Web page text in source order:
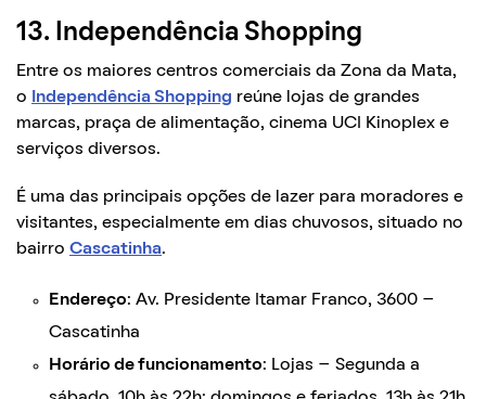
13. Independência Shopping
Entre os maiores centros comerciais da Zona da Mata,
o
Independência Shopping reúne lojas de grandes
marcas, praça de alimentação, cinema UCI Kinoplex e
serviços diversos.
É uma das principais opções de lazer para moradores e
visitantes, especialmente em dias chuvosos, situado no
bairro Cascatinha.
Endereço: Av. Presidente Itamar Franco, 3600 –
Cascatinha
Horário de funcionamento: Lojas – Segunda a